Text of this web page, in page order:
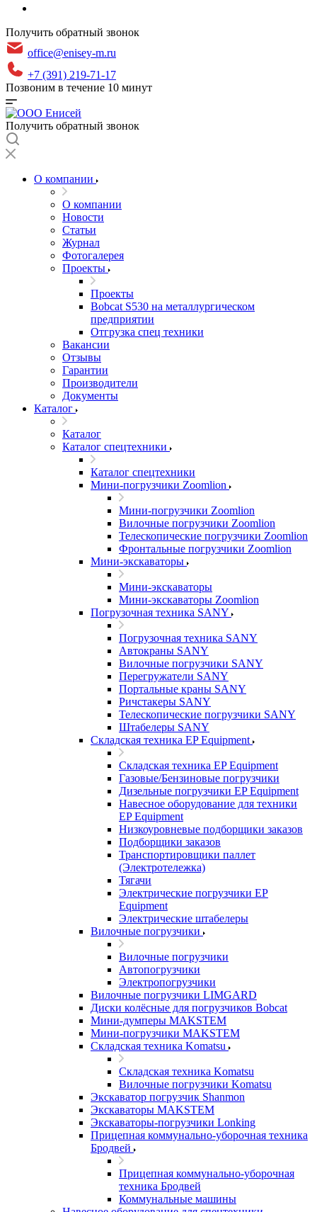
Получить обратный звонок
office@enisey-m.ru
+7 (391) 219-71-17
Позвоним в течение 10 минут
Получить обратный звонок
О компании
О компании
Новости
Статьи
Журнал
Фотогалерея
Проекты
Проекты
Bobcat S530 на металлургическом
предприятии
Отгрузка спец техники
Вакансии
Отзывы
Гарантии
Производители
Документы
Каталог
Каталог
Каталог спецтехники
Каталог спецтехники
Мини-погрузчики Zoomlion
Мини-погрузчики Zoomlion
Вилочные погрузчики Zoomlion
Телескопические погрузчики Zoomlion
Фронтальные погрузчики Zoomlion
Мини-экскаваторы
Мини-экскаваторы
Мини-экскаваторы Zoomlion
Погрузочная техника SANY
Погрузочная техника SANY
Автокраны SANY
Вилочные погрузчики SANY
Перегружатели SANY
Портальные краны SANY
Ричстакеры SANY
Телескопические погрузчики SANY
Штабелеры SANY
Складская техника EP Equipment
Складская техника EP Equipment
Газовые/Бензиновые погрузчики
Дизельные погрузчики EP Equipment
Навесное оборудование для техники
EP Equipment
Низкоуровневые подборщики заказов
Подборщики заказов
Транспортировщики паллет
(Электротележка)
Тягачи
Электрические погрузчики EP
Equipment
Электрические штабелеры
Вилочные погрузчики
Вилочные погрузчики
Автопогрузчики
Электропогрузчики
Вилочные погрузчики LIMGARD
Диски колёсные для погрузчиков Bobcat
Мини-думперы MAKSTEM
Мини-погрузчики MAKSTEM
Складская техника Komatsu
Складская техника Komatsu
Вилочные погрузчики Komatsu
Экскаватор погрузчик Shanmon
Экскаваторы MAKSTEM
Экскаваторы-погрузчики Lonking
Прицепная коммунально-уборочная техника
Бродвей
Прицепная коммунально-уборочная
техника Бродвей
Коммунальные машины